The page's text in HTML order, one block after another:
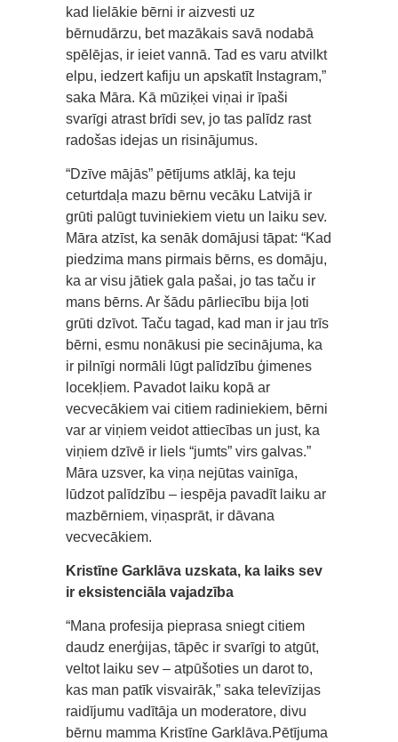
kad lielākie bērni ir aizvesti uz
bērnudārzu, bet mazākais savā nodabā
spēlējas, ir ieiet vannā. Tad es varu atvilkt
elpu, iedzert kafiju un apskatīt Instagram,”
saka Māra. Kā mūziķei viņai ir īpaši
svarīgi atrast brīdi sev, jo tas palīdz rast
radošas idejas un risinājumus.
“Dzīve mājās” pētījums atklāj, ka teju
ceturtdaļa mazu bērnu vecāku Latvijā ir
grūti palūgt tuviniekiem vietu un laiku sev.
Māra atzīst, ka senāk domājusi tāpat: “Kad
piedzima mans pirmais bērns, es domāju,
ka ar visu jātiek gala pašai, jo tas taču ir
mans bērns. Ar šādu pārliecību bija ļoti
grūti dzīvot. Taču tagad, kad man ir jau trīs
bērni, esmu nonākusi pie secinājuma, ka
ir pilnīgi normāli lūgt palīdzību ģimenes
locekļiem. Pavadot laiku kopā ar
vecvecākiem vai citiem radiniekiem, bērni
var ar viņiem veidot attiecības un just, ka
viņiem dzīvē ir liels “jumts” virs galvas.”
Māra uzsver, ka viņa nejūtas vainīga,
lūdzot palīdzību – iespēja pavadīt laiku ar
mazbērniem, viņasprāt, ir dāvana
vecvecākiem.
Kristīne Garklāva uzskata, ka laiks sev
ir eksistenciāla vajadzība
“Mana profesija pieprasa sniegt citiem
daudz enerģijas, tāpēc ir svarīgi to atgūt,
veltot laiku sev – atpūšoties un darot to,
kas man patīk visvairāk,” saka televīzijas
raidījumu vadītāja un moderatore, divu
bērnu mamma Kristīne Garklāva.Pētījuma